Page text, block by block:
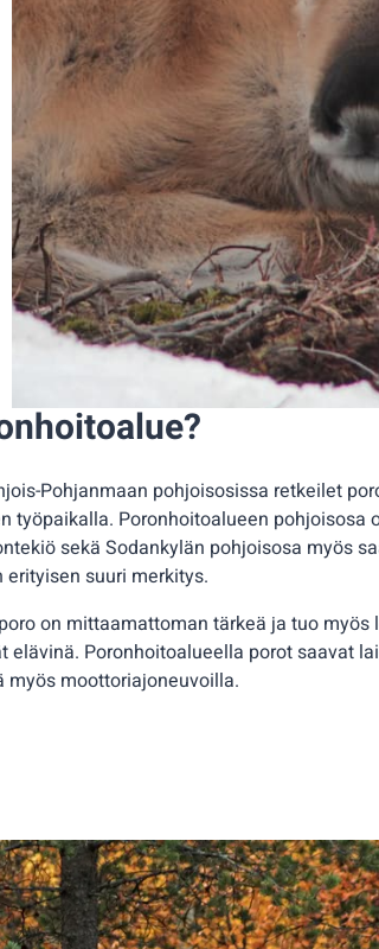
Pohjanmaan pohjoisosissa retkeilet
työpaikalla. Poronhoitoalueen pohjoisosa
sekä Sodankylän pohjoisosa myös
suuri merkitys.
on mittaamattoman tärkeä ja tuo myös
Poronhoitoalueella porot saavat
moottoriajoneuvoilla.